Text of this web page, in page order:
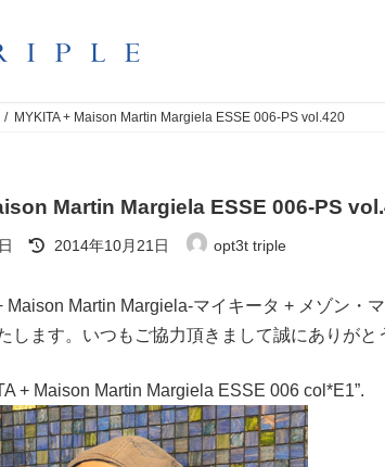
MYKITA + Maison Martin Margiela ESSE 006-PS vol.420
Martin Margiela ESSE 006-PS
最
終
日
時
2014年10月21日 opt3t triple
Maison Martin Margiela-マイキータ + メゾン・
します。いつもご協力頂きまして誠にありがと
+ Maison Martin Margiela ESSE 006 col*E1”.